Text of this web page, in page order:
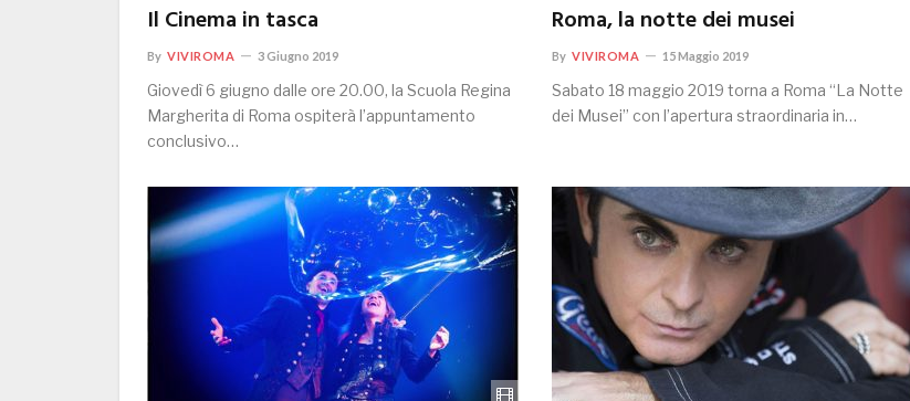
Il Cinema in tasca
By VIVIROMA 3 Giugno 2019
Giovedì 6 giugno dalle ore 20.00, la Scuola Regina
Margherita di Roma ospiterà l’appuntamento
conclusivo…
Roma, la notte dei musei
By VIVIROMA 15 Maggio 2019
Sabato 18 maggio 2019 torna a Roma “La Notte
dei Musei” con l’apertura straordinaria in…